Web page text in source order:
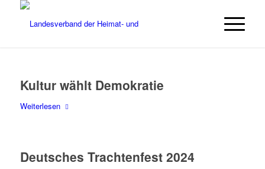
Kultur wählt Demokratie
Weiterlesen
Deutsches Trachtenfest 2024